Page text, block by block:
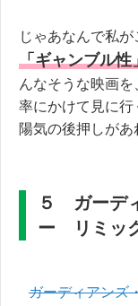
じゃあなんで私が
「ギャンブル性
んなそうな映画
率にかけて見に
陽気の後押しがあ
５ ガーデ
ー リミッ
ガーディアン